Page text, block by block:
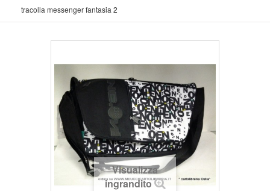
tracolla messenger fantasia 2
Visualizza
ingrandito